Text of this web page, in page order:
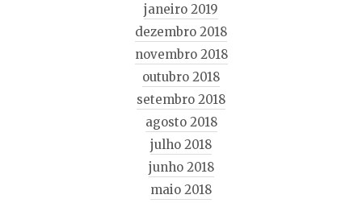
janeiro 2019
dezembro 2018
novembro 2018
outubro 2018
setembro 2018
agosto 2018
julho 2018
junho 2018
maio 2018